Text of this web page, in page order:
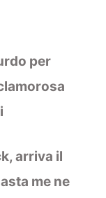
per
arriva il
me ne